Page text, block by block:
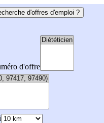
d'offres d'emploi ?
d'offre